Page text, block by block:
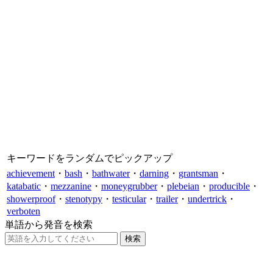
キーワードをランダムでピックアップ
achievement ・ bash ・ bathwater・ darning ・ grantsman ・
katabatic ・ mezzanine ・ moneygrubber・ plebeian ・ producible ・
showerproof・ stenotypy ・ testicular・ trailer・ undertrick ・
verboten
単語から発音を検索